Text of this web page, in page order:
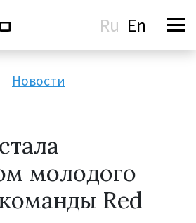
Ru En
Новости
молодого
Red